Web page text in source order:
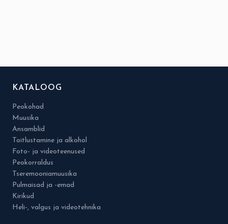
KATALOOG
Peokohad
Muusika
Ansamblid
Toitlustamine ja alkohol
Foto- ja videoteenused
Peokorraldus
Tseremooniamuusika
Pulmaisad ja -emad
Kirikud
Heli-, valgus ja videotehnika